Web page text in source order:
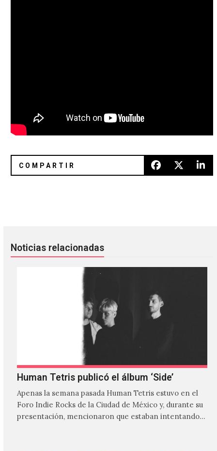
Noticias relacionadas
Human Tetris publicó el álbum ‘Side’
Apenas la semana pasada Human Tetris estuvo en el
Foro Indie Rocks de la Ciudad de México y, durante su
presentación, mencionaron que estaban intentando…